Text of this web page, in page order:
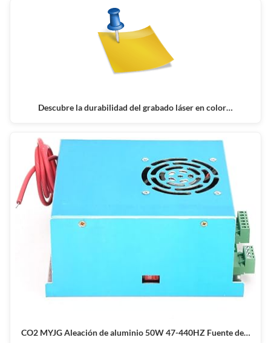
Descubre la durabilidad del grabado láser en color…
CO2 MYJG Aleación de aluminio 50W 47-440HZ Fuente de…